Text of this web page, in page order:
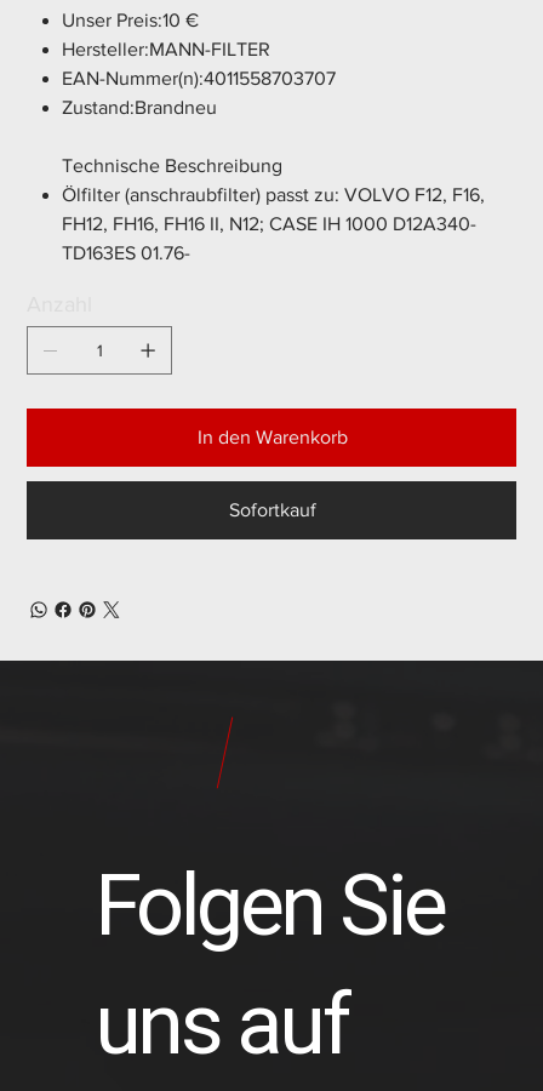
Unser Preis:10 €
Hersteller:MANN-FILTER
EAN-Nummer(n):4011558703707
Zustand:Brandneu
Technische Beschreibung
Ölfilter (anschraubfilter) passt zu: VOLVO F12, F16,
FH12, FH16, FH16 II, N12; CASE IH 1000 D12A340-
TD163ES 01.76-
In den Warenkorb
Sofortkauf
Folgen Sie
uns auf